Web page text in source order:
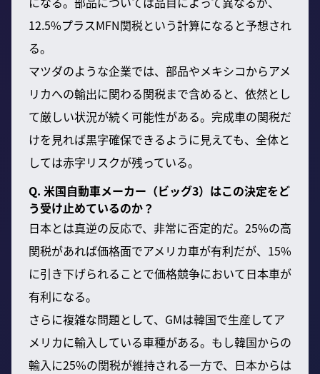
12.5%プラスMFN関税という計算になると予想され
る。
マツダのような企業では、部品やメキシコからアメ
リカへの輸出に関わる関税まで含めると、依然とし
て厳しい状況が続く可能性がある。完成車の関税だ
けを見れば黒字確保できるように見えても、全体と
しては赤字リスクが残っている。
Q. 米国自動車メーカー（ビッグ3）はこの決定をど
う受け止めているのか？
日本とは真逆の反応で、非常に否定的だ。25%の高
関税があれば価格面でアメリカ車が有利だが、15%
に引き下げられることで価格競争において日本車が
有利になる。
さらに複雑な問題として、GMは韓国で生産してア
メリカに輸入している車種がある。もし韓国からの
輸入に25%の関税が維持される一方で、日本からは